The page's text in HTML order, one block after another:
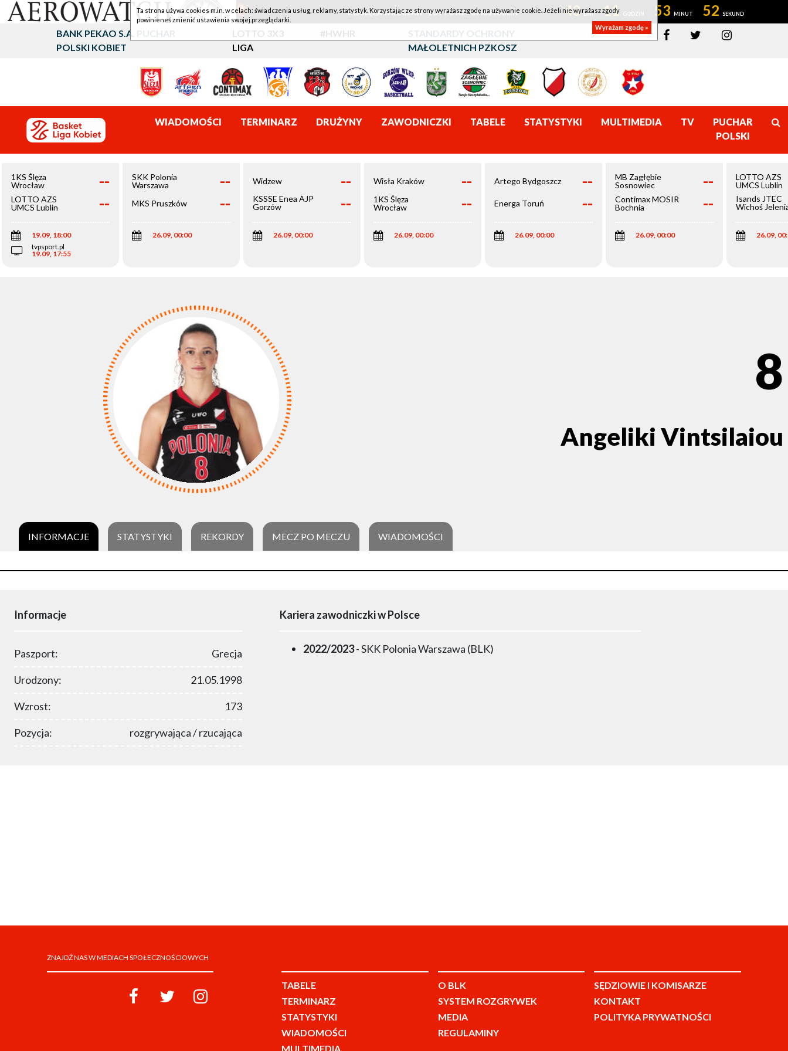
1KS ŚLĘZA WROCŁAW - LOTTO AZS UMCS LUBLIN 43 11 53 52
BANK PEKAO S.A. PUCHAR
POLSKI KOBIET
LOTTO 3X3
LIGA
#HWHR
STANDARDY OCHRONY
MAŁOLETNICH PZKOSZ
WIADOMOŚCI TERMINARZ DRUŻYNY ZAWODNICZKI TABELE STATYSTYKI MULTIMEDIA TV
PUCHAR
POLSKI
1KS Ślęza
Wrocław
--
LOTTO AZS
UMCS Lublin
--
19.09, 18:00
tvpsport.pl
19.09, 17:55
SKK Polonia
Warszawa
--
MKS Pruszków --
26.09, 00:00
Widzew --
KSSSE Enea AJP
Gorzów
--
26.09, 00:00
Wisła Kraków --
1KS Ślęza
Wrocław
--
26.09, 00:00
Artego Bydgoszcz --
Energa Toruń --
26.09, 00:00
MB Zagłębie
Sosnowiec
--
Contimax MOSIR
Bochnia
--
26.09, 00:00
LOTTO AZS
UMCS Lublin
Isands JTEC
Wichoś
26.09,
8
Angeliki Vintsilaiou
INFORMACJE STATYSTYKI REKORDY MECZ PO MECZU WIADOMOŚCI
Informacje
Paszport: Grecja
Urodzony: 21.05.1998
Wzrost: 173
Pozycja: rozgrywająca / rzucająca
Kariera zawodniczki w Polsce
2022/2023- SKK Polonia Warszawa (BLK)
ZNAJDŹ NAS W MEDIACH SPOŁECZNOŚCIOWYCH
TABELE
TERMINARZ
STATYSTYKI
WIADOMOŚCI
MULTIMEDIA
O BLK
SYSTEM ROZGRYWEK
MEDIA
REGULAMINY
SĘDZIOWIE I KOMISARZE
KONTAKT
POLITYKA PRYWATNOŚCI
Ta strona używa cookies m.in. w celach: świadczenia usług, reklamy, statystyk. Korzystając ze strony wyrażasz zgodę na używanie cookie. Jeżeli nie wyrażasz zgody
powinieneś zmienić ustawienia swojej przeglądarki.
Wyrażam zgodę »